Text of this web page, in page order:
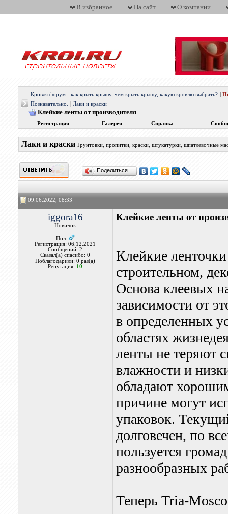
В избранное На сайт О компании
Кровля форум - как крыть крышу, чем крыть крышу, какую кровлю выбрать?
Познавательно.
Лаки и краски
Клейкие ленты от производителя
Регистрация Галерея Справка
Лаки и краски Грунтовки, пропитки, краски, штукатурки, шпатлевочные
Поделиться…
09.06.2022, 08:33
iggora16
Новичок
Пол:
Регистрация: 06.12.2021
Сообщений: 2
Сказал(а) спасибо: 0
Поблагодарили: 0 раз(а)
Репутация: 10
Клейкие ленты от
Клейкие
строительном,
Основа клеевых
зависимости от
в определенных
областях
ленты не теряют
влажности и
обладают
причине могут
упаковок.
долговечен, по
пользуется
разнообразных
Теперь Tria-